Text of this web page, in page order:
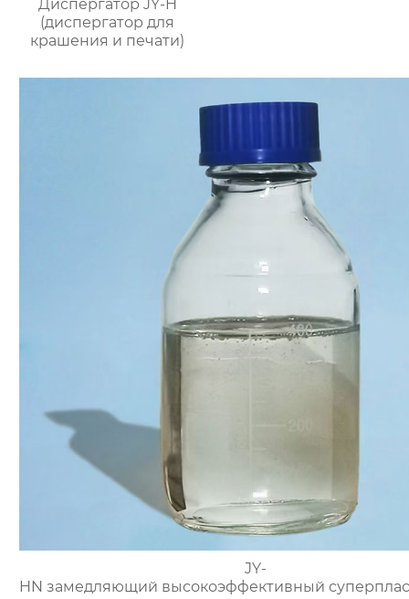
Диспергатор JY-H
(диспергатор для
крашения и печати)
JY-
HN замедляющий высокоэффективный